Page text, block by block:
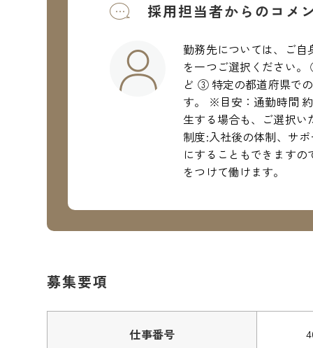
採用担当者からのコメ
勤務先については、ご
を一つご選択ください
ど ③ 特定の都道府県で
す。 ※目安：通勤時間
生する場合も、ご選択
制度:入社後の体制、サ
にすることもできます
をつけて働けます。
募集要項
仕事番号